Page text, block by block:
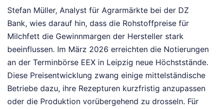
Stefan Müller, Analyst für Agrarmärkte bei der DZ
Bank, wies darauf hin, dass die Rohstoffpreise für
Milchfett die Gewinnmargen der Hersteller stark
beeinflussen. Im März 2026 erreichten die Notierungen
an der Terminbörse EEX in Leipzig neue Höchststände.
Diese Preisentwicklung zwang einige mittelständische
Betriebe dazu, ihre Rezepturen kurzfristig anzupassen
oder die Produktion vorübergehend zu drosseln. Für